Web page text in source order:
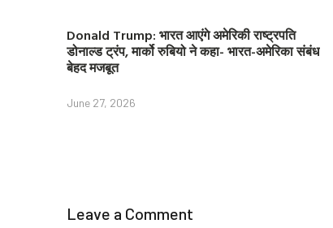
Donald Trump: भारत आएंगे अमेरिकी राष्ट्रपति
डोनाल्ड ट्रंप, मार्को रुबियो ने कहा- भारत-अमेरिका संबंध
बेहद मजबूत
June 27, 2026
Leave a Comment